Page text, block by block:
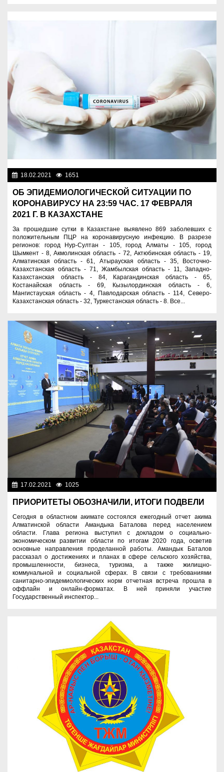
18.02.2021 1651
ОБ ЭПИДЕМИОЛОГИЧЕСКОЙ СИТУАЦИИ ПО
КОРОНАВИРУСУ НА 23:59 ЧАС. 17 ФЕВРАЛЯ
2021 Г. В КАЗАХСТАНЕ
За прошедшие сутки в Казахстане выявлено 869 заболевших с
положительным ПЦР на коронавирусную инфекцию. В разрезе
регионов: город Нур-Султан - 105, город Алматы - 105, город
Шымкент - 8, Акмолинская область - 72, Актюбинская область - 19,
Алматинская область - 61, Атырауская область - 35, Восточно-
Казахстанская область - 71, Жамбылская область - 11, Западно-
Казахстанская область - 84, Карагандинская область - 65,
Костанайская область - 69, Кызылординская область - 6,
Мангистауская область - 4, Павлодарская область - 114, Северо-
Казахстанская область - 32, Туркестанская область - 8. Все...
17.02.2021 1025
ПРИОРИТЕТЫ ОБОЗНАЧИЛИ, ИТОГИ ПОДВЕЛИ
Сегодня в областном акимате состоялся ежегодный отчет акима
Алматинской области Амандыка Баталова перед населением
области. Глава региона выступил с докладом о социально-
экономическом развитии области по итогам 2020 года, осветив
основные направления проделанной работы. Амандык Баталов
рассказал о достижениях и планах в сфере сельского хозяйства,
промышленности, бизнеса, туризма, а также жилищно-
коммунальной и социальной сферах. В связи с требованиями
санитарно-эпидемиологических норм отчетная встреча прошла в
оффлайн и онлайн-форматах. В ней приняли участие
Государственный инспектор...